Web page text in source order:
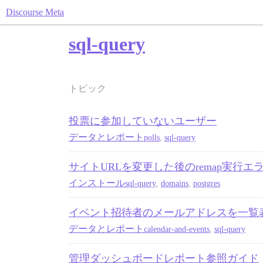
Discourse Meta
sql-query
トピック
投票に参加していないユーザー
データとレポート polls sql-query
サイトURLを変更した後のremap実行エ
インストールsql-query domains postgres
イベント招待者のメールアドレスを一覧
データとレポート calendar-and-events sql-query
管理ダッシュボードレポート参照ガイド